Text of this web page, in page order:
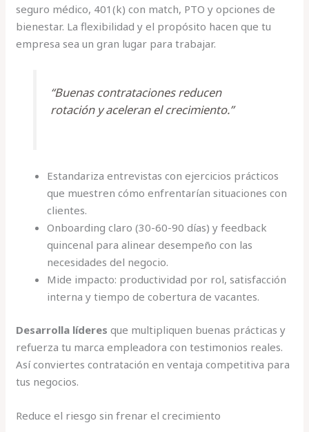
seguro médico, 401(k) con match, PTO y opciones de
bienestar. La flexibilidad y el propósito hacen que tu
empresa sea un gran lugar para trabajar.
“Buenas contrataciones reducen
rotación y aceleran el crecimiento.”
Estandariza entrevistas con ejercicios prácticos
que muestren cómo enfrentarían situaciones con
clientes.
Onboarding claro (30-60-90 días) y feedback
quincenal para alinear desempeño con las
necesidades del negocio.
Mide impacto: productividad por rol, satisfacción
interna y tiempo de cobertura de vacantes.
Desarrolla líderes que multipliquen buenas prácticas y
refuerza tu marca empleadora con testimonios reales.
Así conviertes contratación en ventaja competitiva para
tus negocios.
Reduce el riesgo sin frenar el crecimiento